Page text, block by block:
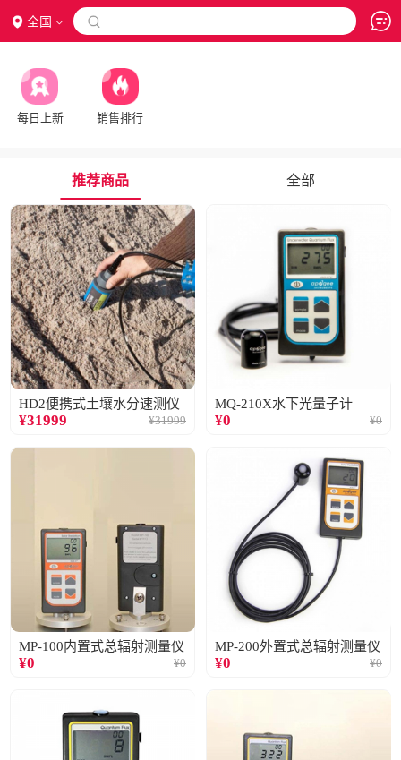
全国 
每日上新 销售排行
推荐商品 全部
HD2便携式土壤水分速测仪
¥31999 ¥31999
MQ-210X水下光量子计
¥0 ¥0
MP-100内置式总辐射测量仪
¥0 ¥0
MP-200外置式总辐射测量仪
¥0 ¥0